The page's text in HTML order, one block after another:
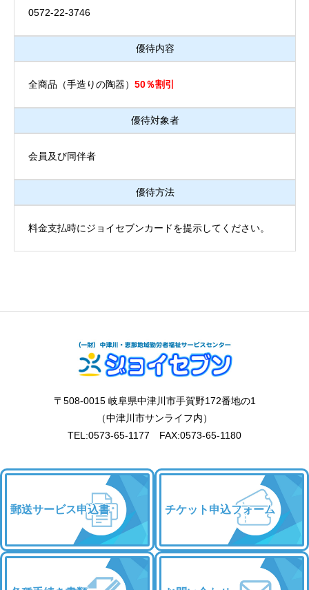
0572-22-3746
優待内容
全商品（手造りの陶器） 50％割引
優待対象者
会員及び同伴者
優待方法
料金支払時にジョイセブンカードを提示してください。
〒508-0015 岐阜県中津川市手賀野172番地の1
（中津川市サンライフ内）
TEL:0573-65-1177 FAX:0573-65-1180
郵送サービス申込書 チケット申込フォーム